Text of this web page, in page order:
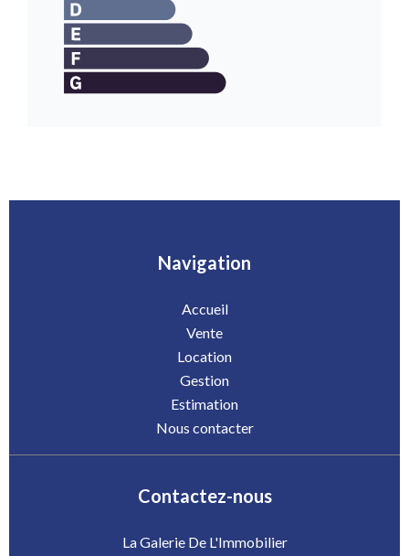
Navigation
Accueil
Vente
Location
Gestion
Estimation
Nous contacter
Contactez-nous
La Galerie De L'Immobilier